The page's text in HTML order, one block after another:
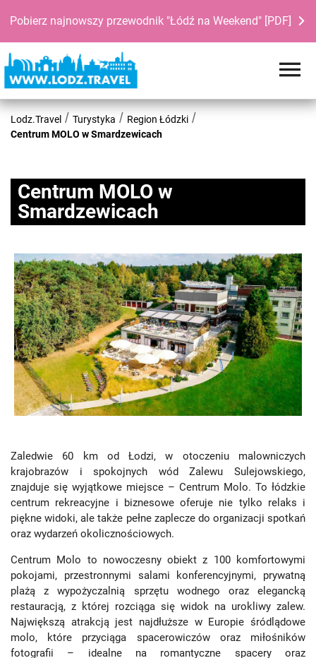
Pobierz najnowszy przewodnik "Łódź na Weekend" [PDF]
Lodz.Travel Turystyka
Region Łódzki
Centrum MOLO w Smardzewicach
Centrum MOLO w
Smardzewicach
Zaledwie 60 km od Łodzi, w otoczeniu malowniczych
krajobrazów i spokojnych wód Zalewu Sulejowskiego,
znajduje się wyjątkowe miejsce – Centrum Molo. To łódzkie
centrum rekreacyjne i biznesowe oferuje nie tylko relaks i
piękne widoki, ale także pełne zaplecze do organizacji spotkań
oraz wydarzeń okolicznościowych.
Centrum Molo to nowoczesny obiekt z 100 komfortowymi
pokojami, przestronnymi salami konferencyjnymi, prywatną
plażą z wypożyczalnią sprzętu wodnego oraz elegancką
restauracją, z której rozciąga się widok na urokliwy zalew.
Największą atrakcją jest najdłuższe w Europie śródlądowe
molo, które przyciąga spacerowiczów oraz miłośników
fotografii – idealne na romantyczne spacery oraz